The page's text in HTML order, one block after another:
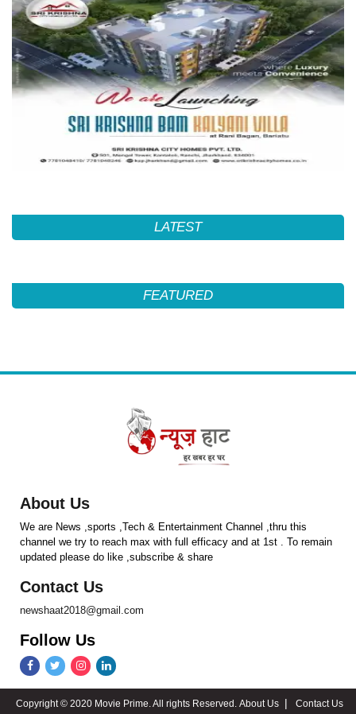
LATEST
FEATURED
About Us
We are News ,sports ,Tech & Entertainment Channel ,thru this
channel we try to reach max with full efficacy and at 1st . To remain
updated please do like ,subscribe & share
Contact Us
newshaat2018@gmail.com
Follow Us
Copyright © 2020 Movie Prime. All rights Reserved. About Us Contact Us